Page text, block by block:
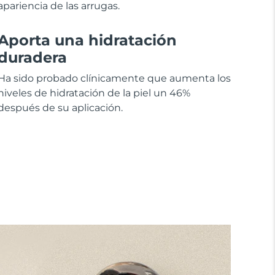
de las arrugas.
una hidratación
sido probado clínicamente que aumenta los
de hidratación de la piel un 46%
de su aplicación.